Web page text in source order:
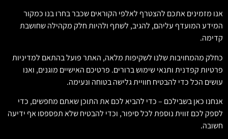
אנו מזמינים אתכם להצטרף לאלפי הקוראים שכבר בחרו בנו כמקור
המידע המועדף עליהם, להגיב, לשתף ולהיות חלק מקהילה שחושבת
קדימה.
כחלק מהמחויבות שלנו לשקיפות מלאה, האתר פועל בהתאם למדיניות
פרטיות קפדנית ותנאי שימוש ברורים. פרטיכם האישיים מוגנים, ואנו
עושים הכל כדי להבטיח חוויית גלישה בטוחה ונעימה.
אנחנו כאן בשבילכם – כדי להביא לכם את התוכן שאתם מחפשים, כדי
לספק לכם זווית נוספת לכל סיפור, וכדי להבטיח שלא תפספסו אף ידיעה
חשובה.